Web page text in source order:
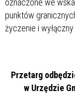
oznaczone we
punktów
życzenie i
Przetarg
w Urzędzie